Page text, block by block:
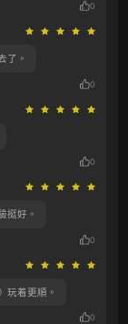
0
了。
0
0
挺好。
0
玩着更順。
0